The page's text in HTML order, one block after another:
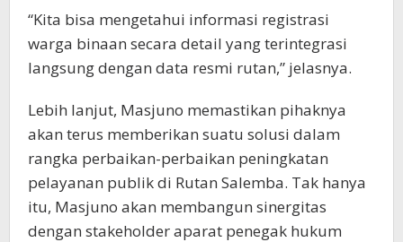
“Kita bisa mengetahui informasi registrasi
warga binaan secara detail yang terintegrasi
langsung dengan data resmi rutan,” jelasnya.
Lebih lanjut, Masjuno memastikan pihaknya
akan terus memberikan suatu solusi dalam
rangka perbaikan-perbaikan peningkatan
pelayanan publik di Rutan Salemba. Tak hanya
itu, Masjuno akan membangun sinergitas
dengan stakeholder aparat penegak hukum